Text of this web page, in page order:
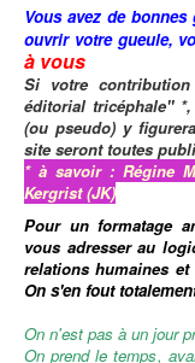
Vous avez de bonnes
ouvrir votre gueule,
à vous
Si votre
éditorial tricéphale"
(ou pseudo) y
site seront toutes
* à savoir : Régine
Kergrist (JK)
Pour un formatage
vous adresser au
relations humaines et
On s'en fout
On n'est pas à un jour
On prend le temps,